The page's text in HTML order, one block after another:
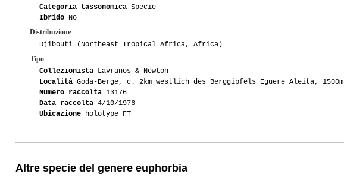
Categoria tassonomica Specie
Ibrido No
Distribuzione
Djibouti (Northeast Tropical Africa, Africa)
Tipo
Collezionista Lavranos & Newton
Località Goda-Berge, c. 2km westlich des Berggipfels Eguere Aleita, 1500m
Numero raccolta 13176
Data raccolta 4/10/1976
Ubicazione holotype FT
Altre specie del genere euphorbia